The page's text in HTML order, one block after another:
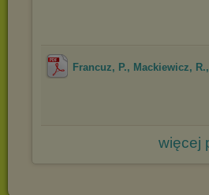
Francuz, P., Mackiewicz,
więcej